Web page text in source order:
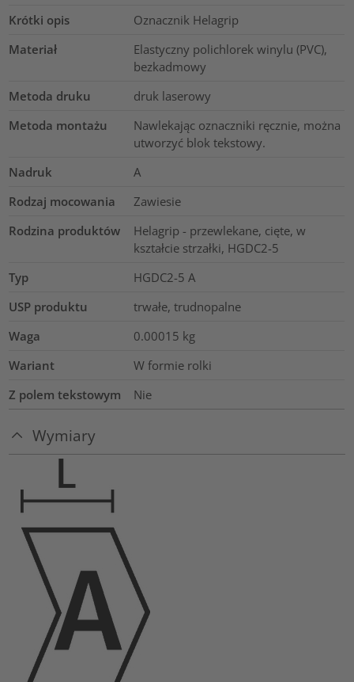
Krótki opis
Oznacznik Helagrip
Materiał
Elastyczny polichlorek winylu (PVC),
bezkadmowy
Metoda druku
druk laserowy
Metoda montażu
Nawlekając oznaczniki ręcznie, można
utworzyć blok tekstowy.
Nadruk
A
Rodzaj mocowania
Zawiesie
Rodzina produktów
Helagrip - przewlekane, cięte, w
kształcie strzałki, HGDC2-5
Typ
HGDC2-5 A
USP produktu
trwałe, trudnopalne
Waga
0.00015 kg
Wariant
W formie rolki
Z polem tekstowym
Nie
Wymiary